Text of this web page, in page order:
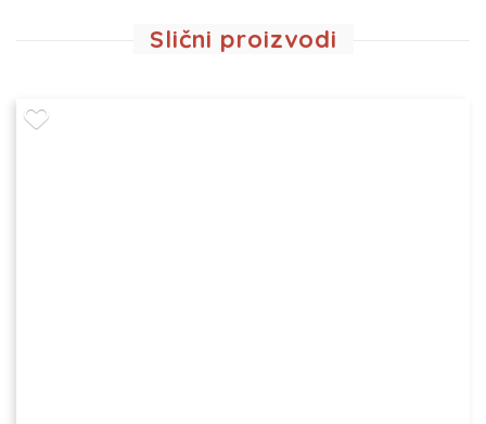
Slični proizvodi